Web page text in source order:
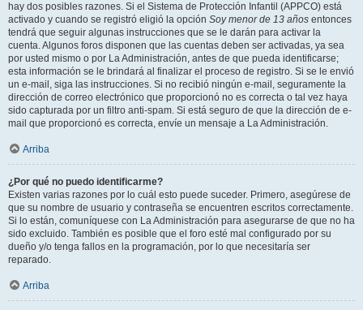
hay dos posibles razones. Si el Sistema de Protección Infantil (APPCO) está
activado y cuando se registró eligió la opción Soy menor de 13 años entonces
tendrá que seguir algunas instrucciones que se le darán para activar la
cuenta. Algunos foros disponen que las cuentas deben ser activadas, ya sea
por usted mismo o por La Administración, antes de que pueda identificarse;
esta información se le brindará al finalizar el proceso de registro. Si se le envió
un e-mail, siga las instrucciones. Si no recibió ningún e-mail, seguramente la
dirección de correo electrónico que proporcionó no es correcta o tal vez haya
sido capturada por un filtro anti-spam. Si está seguro de que la dirección de e-
mail que proporcionó es correcta, envíe un mensaje a La Administración.
Arriba
¿Por qué no puedo identificarme?
Existen varias razones por lo cuál esto puede suceder. Primero, asegúrese de
que su nombre de usuario y contraseña se encuentren escritos correctamente.
Si lo están, comuníquese con La Administración para asegurarse de que no ha
sido excluido. También es posible que el foro esté mal configurado por su
dueño y/o tenga fallos en la programación, por lo que necesitaría ser
reparado.
Arriba